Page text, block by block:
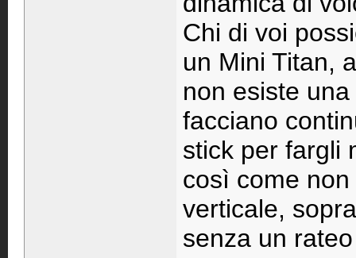
Chi di voi
un Mini Titan,
non esiste
facciano
stick per fargli
così come
verticale,
senza un